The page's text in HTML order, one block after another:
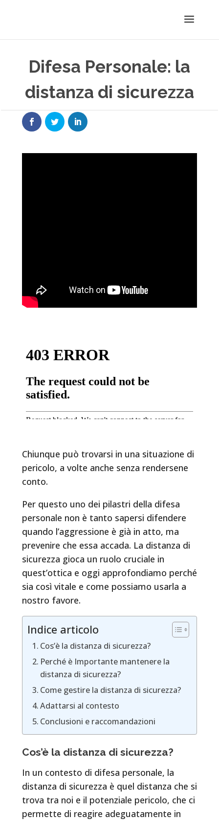
Difesa Personale: la
distanza di sicurezza
Chiunque può trovarsi in una situazione di
pericolo, a volte anche senza rendersene
conto.
Per questo uno dei pilastri della difesa
personale non è tanto sapersi difendere
quando l’aggressione è già in atto, ma
prevenire che essa accada. La distanza di
sicurezza gioca un ruolo cruciale in
quest’ottica e oggi approfondiamo perché
sia così vitale e come possiamo usarla a
nostro favore.
Indice articolo
Cos’è la distanza di sicurezza?
Perché è Importante mantenere la
distanza di sicurezza?
Come gestire la distanza di sicurezza?
Adattarsi al contesto
Conclusioni e raccomandazioni
Cos’è la distanza di sicurezza?
In un contesto di difesa personale, la
distanza di sicurezza è quel distanza che si
trova tra noi e il potenziale pericolo, che ci
permette di reagire adeguatamente in